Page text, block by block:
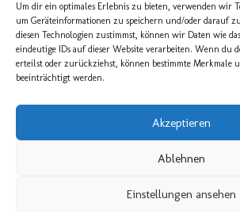
Um dir ein optimales Erlebnis zu bieten, verwenden wir
um Geräteinformationen zu speichern und/oder darauf
diesen Technologien zustimmst, können wir Daten wie
eindeutige IDs auf dieser Website verarbeiten. Wenn
erteilst oder zurückziehst, können bestimmte Merkmale
beeinträchtigt werden.
Akzeptieren
Ablehnen
Einstellungen ansehen